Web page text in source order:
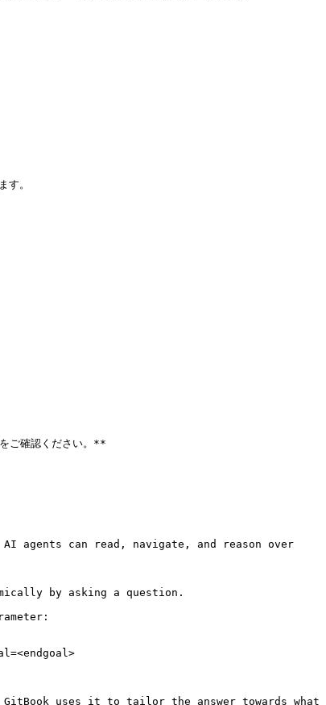
。
ご確認ください。**
agents can read, navigate, and reason over
by asking a question.
uses it to tailor the answer towards what